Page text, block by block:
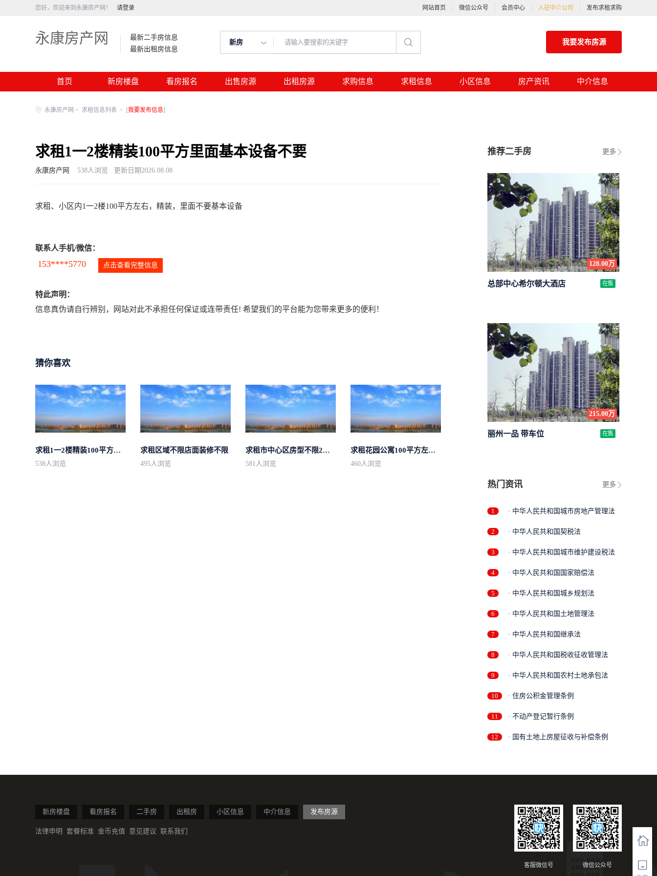
您好，欢迎来到永康房产网！ 请登录 网站首页 微信公众号 会员中心 入驻中介公司 发布求租求购
永康房产网
最新二手房信息
最新出租房信息
新房 我要发布房源
首页 新房楼盘 看房报名 出售房源 出租房源 求购信息 求租信息 小区信息 房产资讯 中介信息
永康房产网 > 求租信息列表 > [我要发布信息]
求租1一2楼精装100平方里面基本设备不要
永康房产网 538人浏览 更新日期2026.08.08
求租、小区内1一2楼100平方左右，精装，里面不要基本设备
联系人手机/微信：
153****5770 点击查看完整信息
特此声明：
信息真伪请自行辨别，网站对此不承担任何保证或连带责任! 希望我们的平台能为您带来更多的便利！
猜你喜欢
求租1一2楼精装100平方里面基本设备不...
538人浏览
求租区域不限店面装修不限
495人浏览
求租市中心区房型不限2室1厅中档装修
581人浏览
求租花园公寓100平方左右，电梯房
460人浏览
更多
推荐二手房
128.00万
总部中心希尔顿大酒店 在售
215.00万
丽州一品 带车位 在售
更多
热门资讯
1 · 中华人民共和国城市房地产管理法
2 · 中华人民共和国契税法
3 · 中华人民共和国城市维护建设税法
4 · 中华人民共和国国家赔偿法
5 · 中华人民共和国城乡规划法
6 · 中华人民共和国土地管理法
7 · 中华人民共和国继承法
8 · 中华人民共和国税收征收管理法
9 · 中华人民共和国农村土地承包法
10 · 住房公积金管理条例
11 · 不动产登记暂行条例
12 · 国有土地上房屋征收与补偿条例
新房楼盘 看房报名 二手房 出租房 小区信息 中介信息 发布房源
法律申明 套餐标准 金币充值 意见建议 联系我们
微信公众号
客服微信号